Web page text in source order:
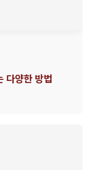
다양한 방법